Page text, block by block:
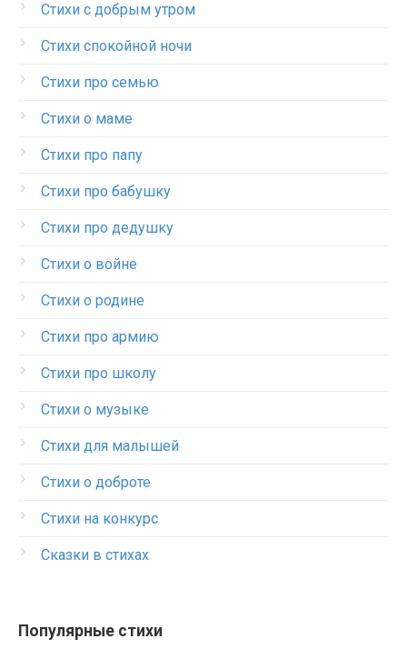
Стихи с добрым утром
Стихи спокойной ночи
Стихи про семью
Стихи о маме
Стихи про папу
Стихи про бабушку
Стихи про дедушку
Стихи о войне
Стихи о родине
Стихи про армию
Стихи про школу
Стихи о музыке
Стихи для малышей
Стихи о доброте
Стихи на конкурс
Сказки в стихах
Популярные стихи